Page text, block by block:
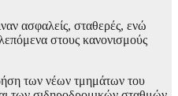
ασφαλείς, σταθερές, ενώ
στους κανονισμούς
των νέων τμημάτων του